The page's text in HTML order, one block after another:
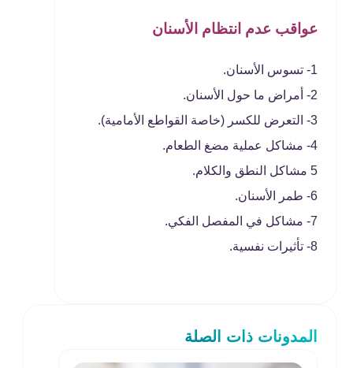
عواقب عدم انتظام الأسنان
1- تسوس الأسنان.
2- أمراض ما حول الأسنان.
3- التعرض للكسر (خاصة القواطع الأمامية).
4- مشاكل عملية مضغ الطعام.
5 مشاكل النطق والكلام.
6- طمر الأسنان.
7- مشاكل في المفصل الفكي.
8- تأثيرات نفسية.
المدونات ذات الصلة